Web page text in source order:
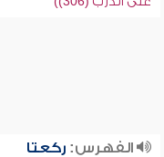
الفهرس:ركعتا